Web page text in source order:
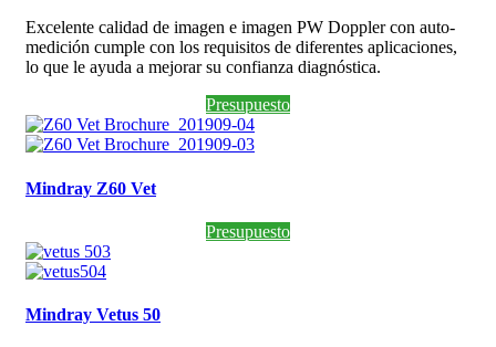
Excelente calidad de imagen e imagen PW Doppler con auto-
medición cumple con los requisitos de diferentes aplicaciones,
lo que le ayuda a mejorar su confianza diagnóstica.
Presupuesto
Mindray Z60 Vet
Presupuesto
Mindray Vetus 50